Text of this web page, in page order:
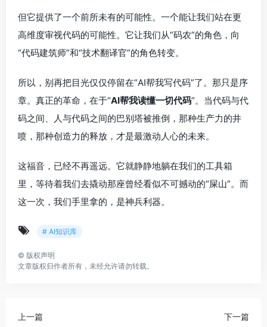
但它提供了一个前所未有的可能性。一个能让我们站在更
高维度审视代码的可能性。它让我们从“码农”的角色，向
“代码建筑师”和“技术翻译官”的角色转变。
所以，别再把目光仅仅停留在“AI帮我写代码”了。那只是序
章。真正的革命，在于“AI帮我读懂一切代码”。当代码与代
码之间、人与代码之间的巴别塔被推倒，那种生产力的井
喷，那种创造力的释放，才是最激动人心的未来。
这福音，已经不再遥远。它就静静地躺在我们的工具箱
里，等待着我们去撬动那座曾经看似不可撼动的“屎山”。而
这一次，我们手里拿的，是神兵利器。
# AI知识库
© 版权声明
文章版权归作者所有，未经允许请勿转载。
上一篇 下一篇